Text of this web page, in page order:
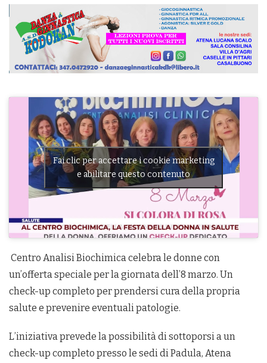
Fai clic per accettare i cookie marketing
e abilitare questo contenuto
Centro Analisi Biochimica celebra le donne con
un’offerta speciale per la giornata dell’8 marzo. Un
check-up completo per prendersi cura della propria
salute e prevenire eventuali patologie.
L’iniziativa prevede la possibilità di sottoporsi a un
check-up completo presso le sedi di Padula, Atena